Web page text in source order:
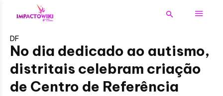
DF
No dia dedicado ao autismo,
distritais celebram criação
de Centro de Referência